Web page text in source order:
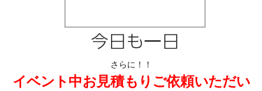
さらに！！
イベント中お見積もりご依頼いただい